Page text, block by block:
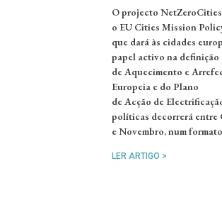
O projecto
o EU Cities Mission
que dará às cidades
papel activo na
de Aquecimento e
Europeia e do Plano
de Acção de
políticas decorrerá entre
e Novembro, num
LER ARTIGO >